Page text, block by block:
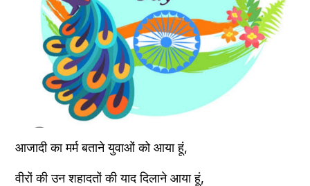
आजादी का मर्म बताने युवाओं को आया हूं,
वीरों की उन शहादतों की याद दिलाने आया हूं,